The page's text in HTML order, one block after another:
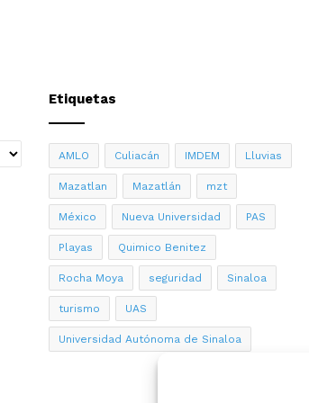
Etiquetas
AMLO Culiacán IMDEM Lluvias
Mazatlan Mazatlán mzt
México Nueva Universidad PAS
Playas Quimico Benitez
Rocha Moya seguridad Sinaloa
turismo UAS
Universidad Autónoma de Sinaloa